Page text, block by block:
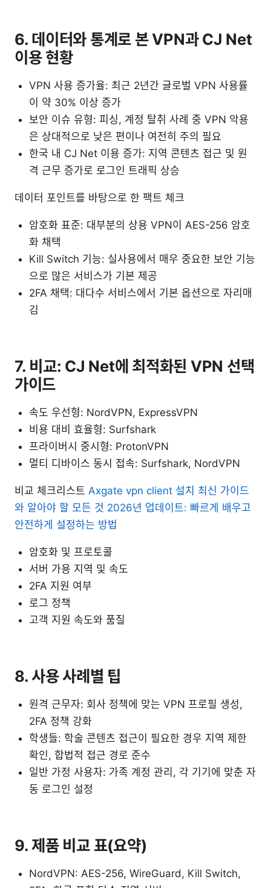
6. 데이터와 통계로 본 VPN과 CJ Net
이용 현황
VPN 사용 증가율: 최근 2년간 글로벌 VPN 사용률
이 약 30% 이상 증가
보안 이슈 유형: 피싱, 계정 탈취 사례 중 VPN 악용
은 상대적으로 낮은 편이나 여전히 주의 필요
한국 내 CJ Net 이용 증가: 지역 콘텐츠 접근 및 원
격 근무 증가로 로그인 트래픽 상승
데이터 포인트를 바탕으로 한 팩트 체크
암호화 표준: 대부분의 상용 VPN이 AES-256 암호
화 채택
Kill Switch 기능: 실사용에서 매우 중요한 보안 기능
으로 많은 서비스가 기본 제공
2FA 채택: 대다수 서비스에서 기본 옵션으로 자리매
김
7. 비교: CJ Net에 최적화된 VPN 선택
가이드
속도 우선형: NordVPN, ExpressVPN
비용 대비 효율형: Surfshark
프라이버시 중시형: ProtonVPN
멀티 디바이스 동시 접속: Surfshark, NordVPN
비교 체크리스트 Axgate vpn client 설치 최신 가이드
와 알아야 할 모든 것 2026년 업데이트: 빠르게 배우고
안전하게 설정하는 방법
암호화 및 프로토콜
서버 가용 지역 및 속도
2FA 지원 여부
로그 정책
고객 지원 속도와 품질
8. 사용 사례별 팁
원격 근무자: 회사 정책에 맞는 VPN 프로필 생성,
2FA 정책 강화
학생들: 학술 콘텐츠 접근이 필요한 경우 지역 제한
확인, 합법적 접근 경로 준수
일반 가정 사용자: 가족 계정 관리, 각 기기에 맞춘 자
동 로그인 설정
9. 제품 비교 표(요약)
NordVPN: AES-256, WireGuard, Kill Switch,